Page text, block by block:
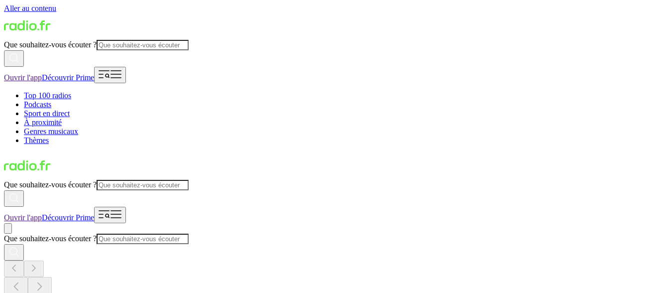
Aller au contenu
Que souhaitez-vous écouter ?
Ouvrir l'appDécouvrir Prime
Top 100 radios
Podcasts
Sport en direct
À proximité
Genres musicaux
Thèmes
Que souhaitez-vous écouter ?
Ouvrir l'appDécouvrir Prime
Que souhaitez-vous écouter ?